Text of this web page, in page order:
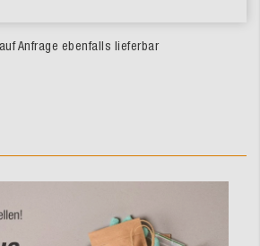
Anfrage ebenfalls lieferbar